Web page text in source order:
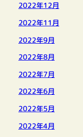
2022年12月
2022年11月
2022年9月
2022年8月
2022年7月
2022年6月
2022年5月
2022年4月